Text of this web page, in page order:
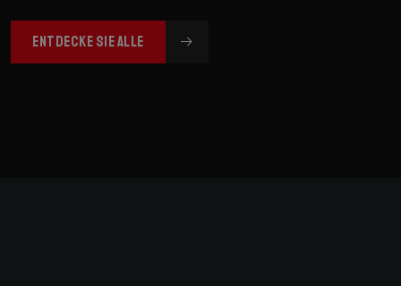
ENTDECKE SIE ALLE